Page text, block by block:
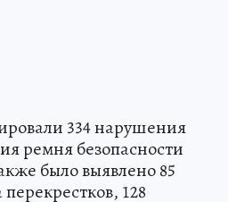
334 нарушения
ремня безопасности
было выявлено 85
128